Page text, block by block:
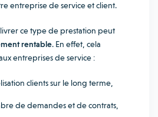
entreprise de service et client.
ce type de prestation peut
rentable. En effet, cela
entreprises de service :
clients sur le long terme,
de demandes et de contrats,